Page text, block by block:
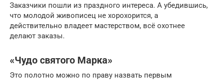
Заказчики пошли из праздного интереса. А убедившись,
что молодой живописец не хорохорится, а
действительно владеет мастерством, всё охотнее
делают заказы.
«Чудо святого Марка»
Это полотно можно по праву назвать первым